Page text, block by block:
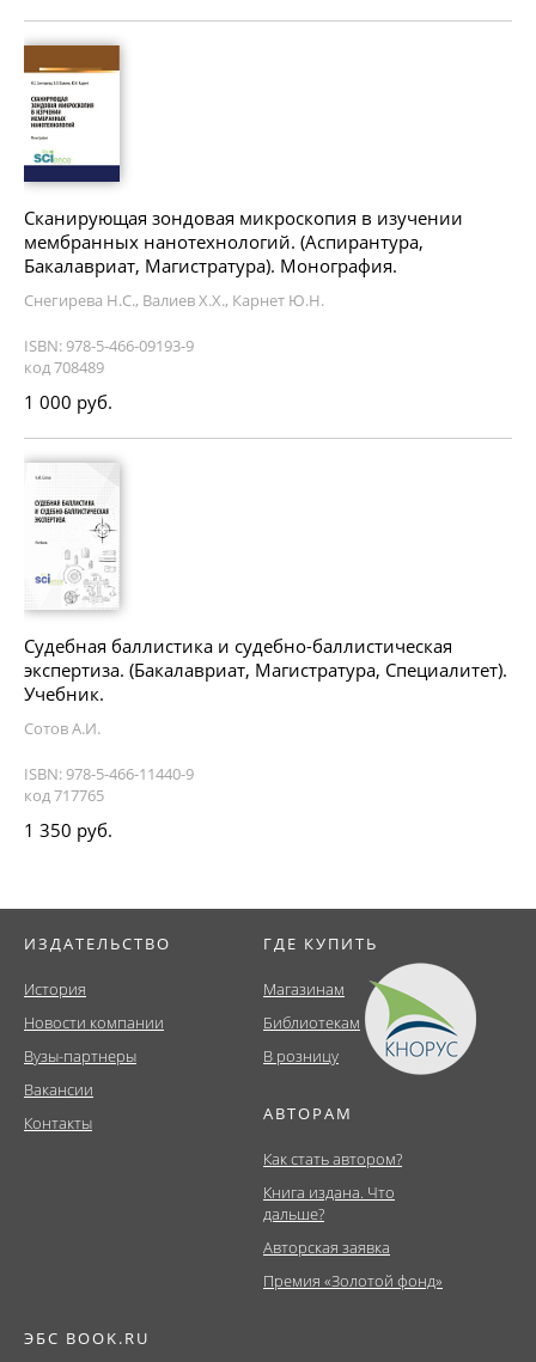
Сканирующая зондовая микроскопия в изучении
мембранных нанотехнологий. (Аспирантура,
Бакалавриат, Магистратура). Монография.
Снегирева Н.С., Валиев Х.Х., Карнет Ю.Н.
ISBN: 978-5-466-09193-9
код 708489
1 000 руб.
Судебная баллистика и судебно-баллистическая
экспертиза. (Бакалавриат, Магистратура, Специалитет).
Учебник.
Сотов А.И.
ISBN: 978-5-466-11440-9
код 717765
1 350 руб.
ИЗДАТЕЛЬСТВО
История
Новости компании
Вузы-партнеры
Вакансии
Контакты
ГДЕ КУПИТЬ
Магазинам
Библиотекам
В розницу
АВТОРАМ
Как стать автором?
Книга издана. Что
дальше?
Авторская заявка
Премия «Золотой фонд»
ЭБС BOOK.RU